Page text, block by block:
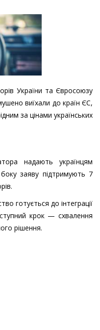
України та Євросоюзу
виїхали до країн ЄС,
за цінами українських
надають українцям
заяву підтримують 7
готується до інтеграції
крок — схвалення
рішення.